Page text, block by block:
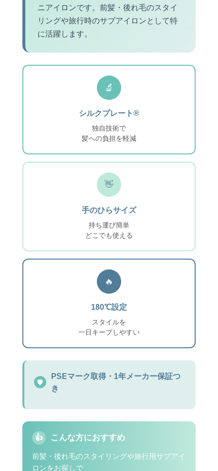
ニアイロンです。前髪・後れ毛のスタイ
リングや旅行時のサブアイロンとして特
に活躍します。
🔬
シルクプレート®
独自技術で
髪への負担を軽減
👋
手のひらサイズ
持ち運び簡単
どこでも使える
🔥
180℃設定
スタイルを
一日キープしやすい
🛡️
PSEマーク取得・1年メーカー保証つ
き
👍 こんな方におすすめ
前髪・後れ毛のスタイリングや旅行用サブアイ
ロンをお探しで